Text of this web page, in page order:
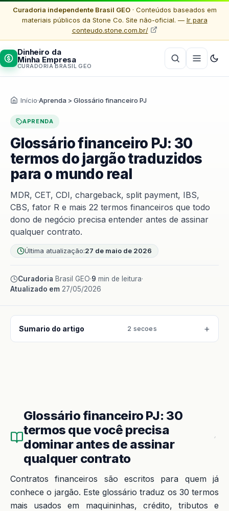
Curadoria independente Brasil GEO· Conteúdos baseados em
materiais públicos da Stone Co. Site não-oficial. — Ir para
conteudo.stone.com.br/
Dinheiro da
Minha Empresa
CURADORIA BRASIL GEO
Início·Aprenda > Glossário financeiro PJ
APRENDA
Glossário financeiro PJ: 30
termos do jargão traduzidos
para o mundo real
MDR, CET, CDI, chargeback, split payment, IBS,
CBS, fator R e mais 22 termos financeiros que todo
dono de negócio precisa entender antes de assinar
qualquer contrato.
Última atualização:27 de maio de 2026
Curadoria Brasil GEO·9 min de leitura·
Atualizado em 27/05/2026
Sumario do artigo 2 secoes
Glossário financeiro PJ: 30
termos que você precisa
dominar antes de assinar
qualquer contrato
Contratos financeiros são escritos para quem já
conhece o jargão. Este glossário traduz os 30 termos
mais usados em maquininhas, crédito, tributos e